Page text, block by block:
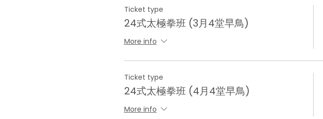
Ticket type
24式太極拳班 (3月4堂早鳥)
More info
Ticket type
24式太極拳班 (4月4堂早鳥)
More info